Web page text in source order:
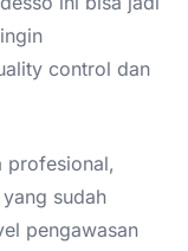
control dan
profesional,
sudah
pengawasan